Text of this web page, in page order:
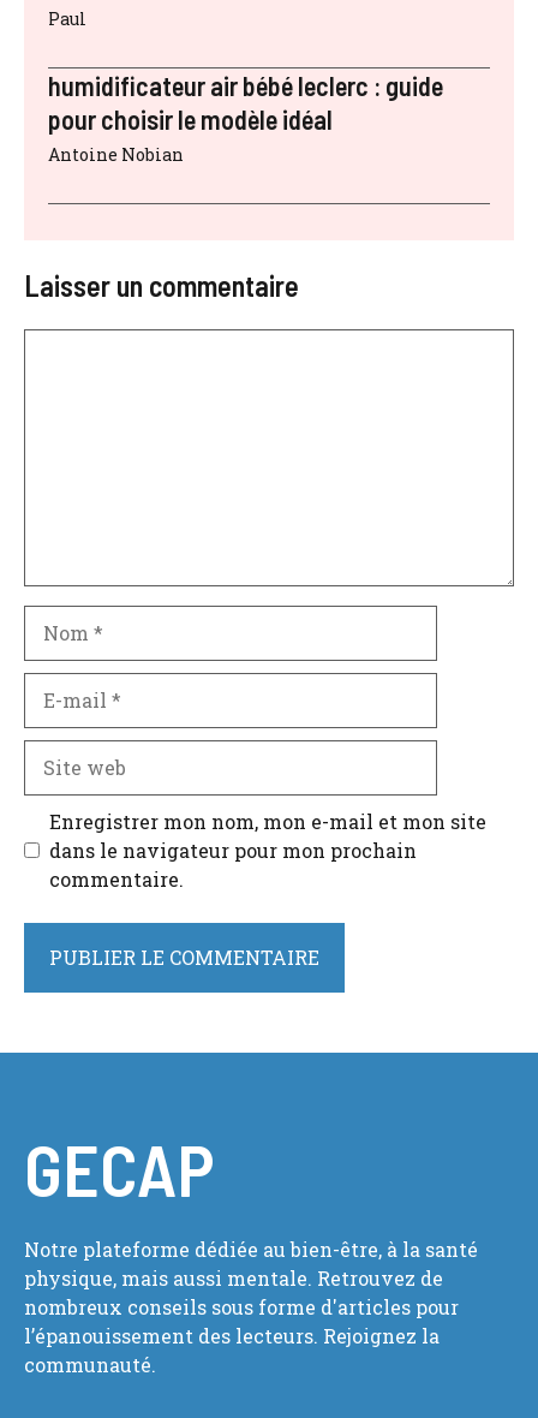
Paul
humidificateur air bébé leclerc : guide
pour choisir le modèle idéal
Antoine Nobian
Laisser un commentaire
mail
web
Enregistrer mon nom, mon e-mail et mon site
dans le navigateur pour mon prochain
commentaire.
GECAP
Notre plateforme dédiée au bien-être, à la santé
physique, mais aussi mentale. Retrouvez de
nombreux conseils sous forme d'articles pour
l’épanouissement des lecteurs. Rejoignez la
communauté.